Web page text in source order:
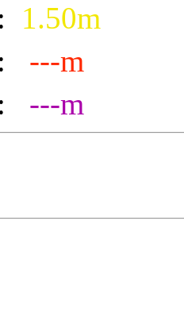
1.50m
---m
---m